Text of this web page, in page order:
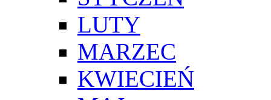
LUTY
MARZEC
KWIECIEŃ